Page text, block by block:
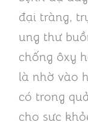
đại tràng,
ung thư
chống ôxy
là nhờ vào
có trong
cho sưc